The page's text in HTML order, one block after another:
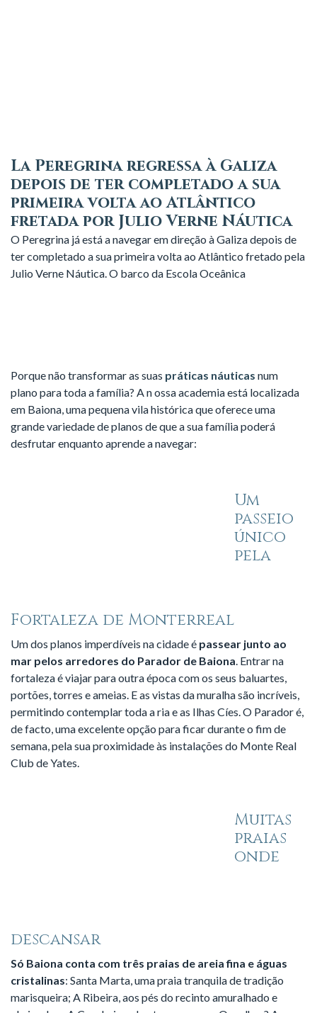
La Peregrina regressa à Galiza
depois de ter completado a sua
primeira volta ao Atlântico
fretada por Julio Verne Náutica
O Peregrina já está a navegar em direção à Galiza depois de
ter completado a sua primeira volta ao Atlântico fretado pela
Julio Verne Náutica. O barco da Escola Oceânica
Porque não transformar as suas práticas náuticas num
plano para toda a família? A nossa academia está localizada
em Baiona, uma pequena vila histórica que oferece uma
grande variedade de planos de que a sua família poderá
desfrutar enquanto aprende a navegar:
Um
passeio
único
pela
Fortaleza de Monterreal
Um dos planos imperdíveis na cidade é passear junto ao
mar pelos arredores do Parador de Baiona. Entrar na
fortaleza é viajar para outra época com os seus baluartes,
portões, torres e ameias. E as vistas da muralha são incríveis,
permitindo contemplar toda a ria e as Ilhas Cíes.O Parador é,
de facto, uma excelente opção para ficar durante o fim de
semana, pela sua proximidade às instalações do Monte Real
Club de Yates.
Muitas
praias
onde
descansar
Só Baiona conta com três praias de areia fina e águas
cristalinas: Santa Marta, uma praia tranquila de tradição
marisqueira; A Ribeira, aos pés do recinto amuralhado e